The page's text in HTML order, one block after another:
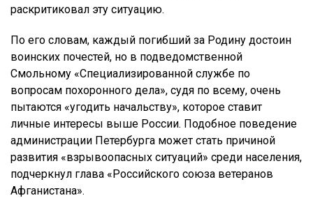
раскритиковал эту ситуацию.
По его словам, каждый погибший за Родину достоин
воинских почестей, но в подведомственной
Смольному «Специализированной службе по
вопросам похоронного дела», судя по всему, очень
пытаются «угодить начальству», которое ставит
личные интересы выше России. Подобное поведение
администрации Петербурга может стать причиной
развития «взрывоопасных ситуаций» среди населения,
подчеркнул глава «Российского союза ветеранов
Афганистана».